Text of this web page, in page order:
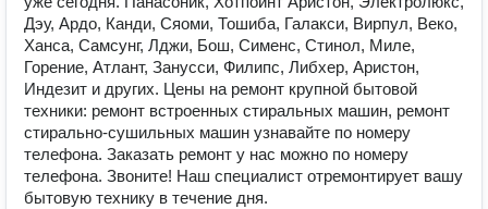
Дэу, Ардо, Канди, Сяоми, Тошиба, Галакси, Вирпул, Веко,
Ханса, Самсунг, Лджи, Бош, Сименс, Стинол, Миле,
Горение, Атлант, Занусси, Филипс, Либхер, Аристон,
Индезит и других. Цены на ремонт крупной бытовой
техники: ремонт встроенных стиральных машин, ремонт
стирально-сушильных машин узнавайте по номеру
телефона. Заказать ремонт у нас можно по номеру
телефона. Звоните! Наш специалист отремонтирует вашу
бытовую технику в течение дня.